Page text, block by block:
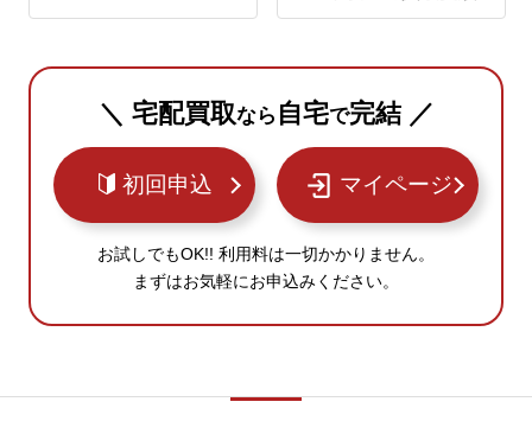
＼ 宅配買取なら 自宅で完結 ／
初回申込 マイページ
お試しでもOK!! 利用料は一切かかりません。
まずはお気軽にお申込みください。